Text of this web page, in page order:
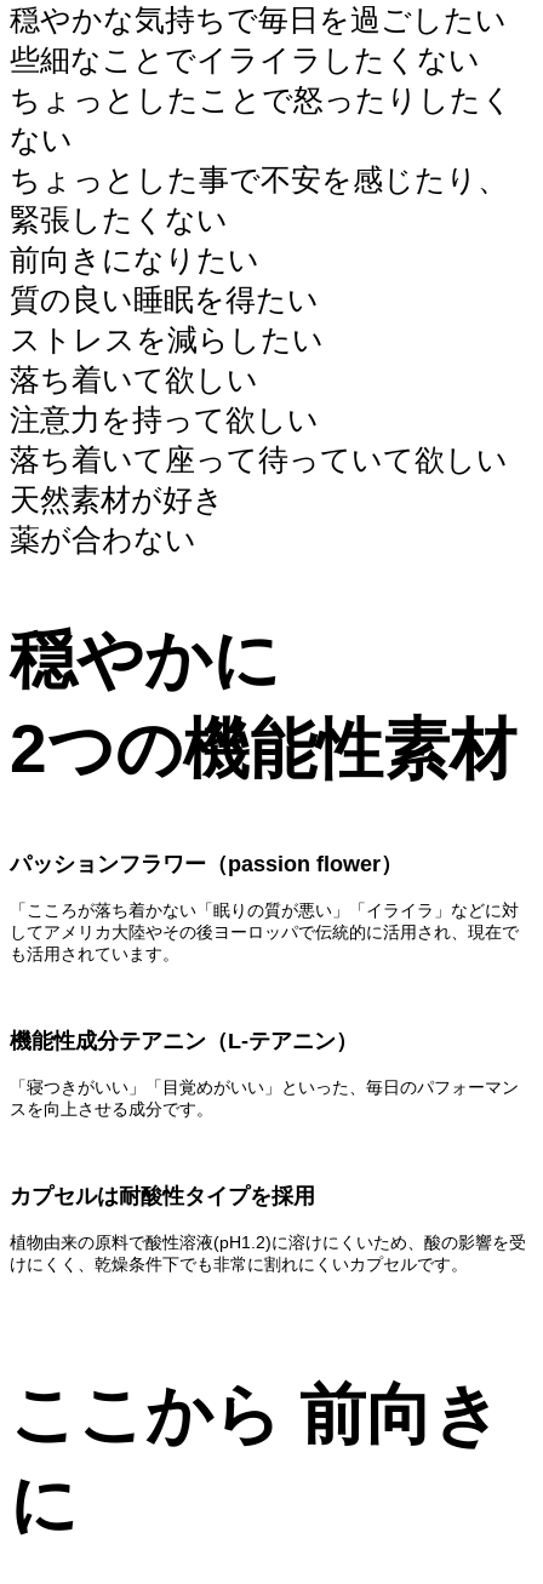
穏やかな気持ちで毎日を過ごしたい
些細なことでイライラしたくない
ちょっとしたことで怒ったりしたく
ない
ちょっとした事で不安を感じたり、
緊張したくない
前向きになりたい
質の良い睡眠を得たい
ストレスを減らしたい
落ち着いて欲しい
注意力を持って欲しい
落ち着いて座って待っていて欲しい
天然素材が好き
薬が合わない
穏やかに
2つの機能性素材
パッションフラワー（passion flower）
「こころが落ち着かない「眠りの質が悪い」「イライラ」などに対
してアメリカ大陸やその後ヨーロッパで伝統的に活用され、現在で
も活用されています。
機能性成分テアニン（L-テアニン）
「寝つきがいい」「目覚めがいい」といった、毎日のパフォーマン
スを向上させる成分です。
カプセルは耐酸性タイプを採用
植物由来の原料で酸性溶液(pH1.2)に溶けにくいため、酸の影響を受
けにくく、乾燥条件下でも非常に割れにくいカプセルです。
ここから 前向き
に